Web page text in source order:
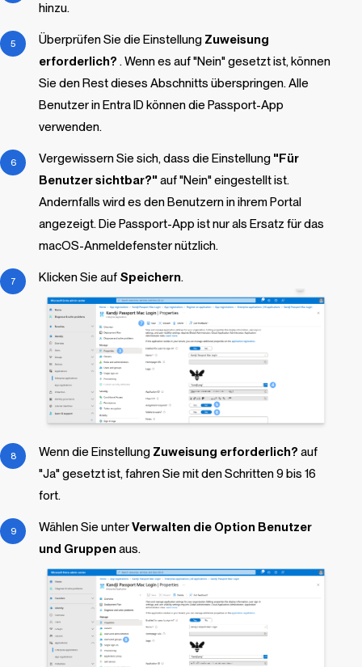
hinzu.
Überprüfen Sie die Einstellung Zuweisung
erforderlich? . Wenn es auf "Nein" gesetzt ist, können
Sie den Rest dieses Abschnitts überspringen. Alle
Benutzer in Entra ID können die Passport-App
verwenden.
Vergewissern Sie sich, dass die Einstellung "Für
Benutzer sichtbar?"auf "Nein" eingestellt ist.
Andernfalls wird es den Benutzern in ihrem Portal
angezeigt. Die Passport-App ist nur als Ersatz für das
macOS-Anmeldefenster nützlich.
Klicken Sie auf Speichern.
Wenn die Einstellung Zuweisung erforderlich? auf
"Ja" gesetzt ist, fahren Sie mit den Schritten 9 bis 16
fort.
Wählen Sie unterVerwalten die Option Benutzer
und Gruppenaus.